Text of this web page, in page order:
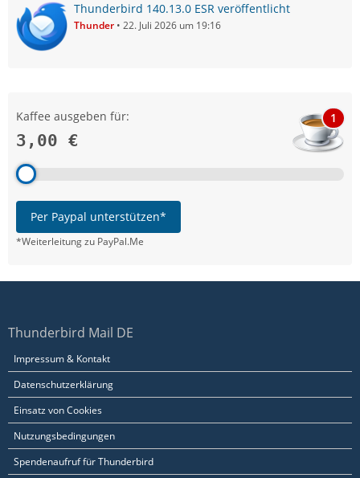
Thunderbird 140.13.0 ESR veröffentlicht
Thunder 22. Juli 2026 um 19:16
Kaffee ausgeben für:
3,00 €
1
Per Paypal unterstützen*
*Weiterleitung zu PayPal.Me
Thunderbird Mail DE
Impressum & Kontakt
Datenschutzerklärung
Einsatz von Cookies
Nutzungsbedingungen
Spendenaufruf für Thunderbird